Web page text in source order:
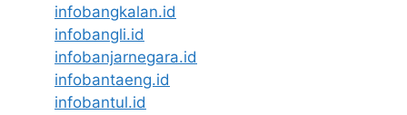
infobangkalan.id
infobangli.id
infobanjarnegara.id
infobantaeng.id
infobantul.id